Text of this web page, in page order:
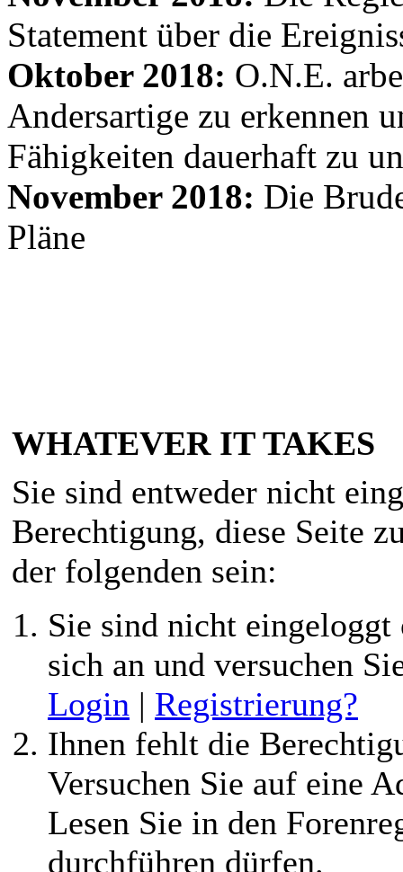
Statement über die
Oktober 2018: O.N.E.
Andersartige zu erkennen
Fähigkeiten dauerhaft zu
November 2018: Die
Pläne
WHATEVER IT TAKES
Sie sind entweder nicht
Berechtigung, diese Seite
der folgenden sein:
Sie sind nicht
sich an und versuchen
Login | Registrierung?
Ihnen fehlt die
Versuchen Sie auf eine
Lesen Sie in den
durchführen dürfen.